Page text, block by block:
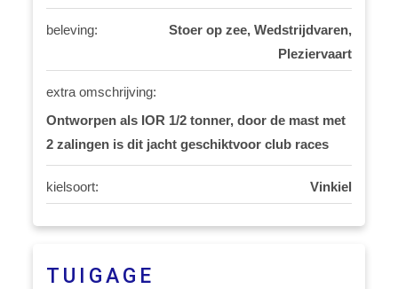
beleving:
Stoer op zee, Wedstrijdvaren,
Pleziervaart
extra omschrijving:
Ontworpen als IOR 1/2 tonner, door de mast met
2 zalingen is dit jacht geschiktvoor club races
kielsoort: Vinkiel
TUIGAGE